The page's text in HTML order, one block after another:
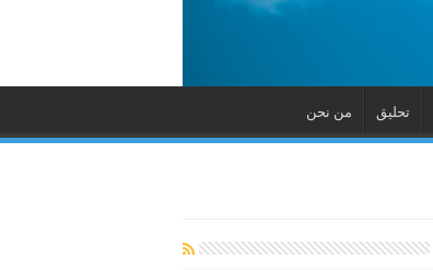
تحليق من نحن